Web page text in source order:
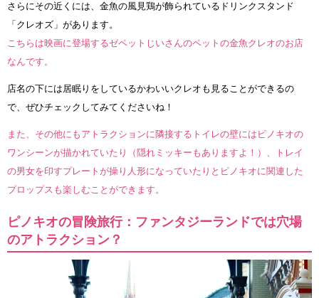
さらにその近くには、金魚の風見鶏が飾られているドリンクスタンド
「クレオズ」があります。
こちらは映画に登場するゼペットじいさんのペットの金魚クレオのお店
なんです。
店名の下には居眠りをしているかわいいクレオも見ることができるの
で、ぜひチェックしてみてくださいね！
また、その他にもアトラクションに隣接するトイレの壁にはピノキオの
ワンシーンが描かれていたり（隠れミッキーもありますよ！）、トレイ
の男女を印すプレートが操り人形になっていたりとピノキオに関連した
プロップスも楽しむことができます。
ピノキオの冒険旅行：ファンタジーランドでは穴場
のアトラクション？